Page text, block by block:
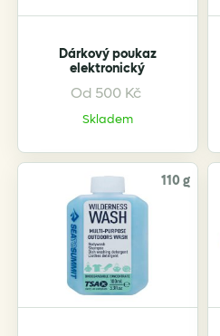
on
product
page
Dárkový poukaz
elektronický
Od 500 Kč
Skladem
This
product
multiple
variants.
The
options
may
be
chosen
on
110 g